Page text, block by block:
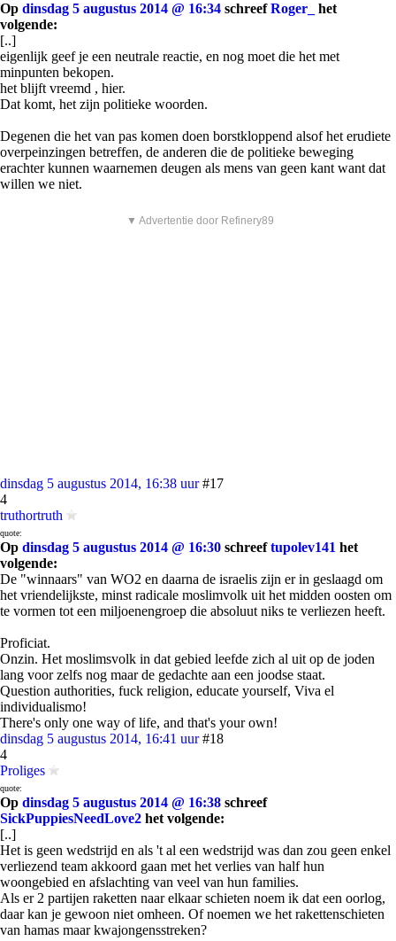
Op dinsdag 5 augustus 2014 @ 16:34 schreefRoger_
het
volgende:
[..]
eigenlijk geef je een neutrale reactie, en nog moet die het met
minpunten bekopen.
het blijft vreemd , hier.
Dat komt, het zijn politieke woorden.
Degenen die het van pas komen doen borstkloppend alsof het erudiete
overpeinzingen betreffen, de anderen die de politieke beweging
erachter kunnen waarnemen deugen als mens van geen kant want dat
willen we niet.
▼ Advertentie door Refinery89
dinsdag 5 augustus 2014, 16:38 uur #17
4
truthortruth
quote:
Op dinsdag 5 augustus 2014 @ 16:30 schreeftupolev141 het
volgende:
De "winnaars" van WO2 en daarna de israelis zijn er in geslaagd om
het vriendelijkste, minst radicale moslimvolk uit het midden oosten om
te vormen tot een miljoenengroep die absoluut niks te verliezen heeft.
Proficiat.
Onzin. Het moslimsvolk in dat gebied leefde zich al uit op de joden
lang voor zelfs nog maar de gedachte aan een joodse staat.
Question authorities, fuck religion, educate yourself, Viva el
individualismo!
There's only one way of life, and that's your own!
dinsdag 5 augustus 2014, 16:41 uur #18
4
Proliges
quote:
Op dinsdag 5 augustus 2014 @ 16:38 schreef
SickPuppiesNeedLove2 het volgende:
[..]
Het is geen wedstrijd en als 't al een wedstrijd was dan zou geen enkel
verliezend team akkoord gaan met het verlies van half hun
woongebied en afslachting van veel van hun families.
Als er 2 partijen raketten naar elkaar schieten noem ik dat een oorlog,
daar kan je gewoon niet omheen. Of noemen we het rakettenschieten
van hamas maar kwajongensstreken?